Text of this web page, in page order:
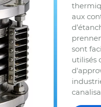
aux
sont
utilisés